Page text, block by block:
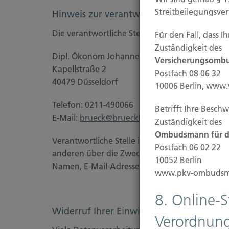
Hinweis zur verantwortlichen Stelle
Die verantwortliche Stelle für die
Dipl. Ökonom Johannes Brück
Kapellstraße 2
40479 Düsseldorf
Telefon: 0211-490066
E-Mail: brueck@brueckkg.de
Verantwortliche Stelle ist die natürliche oder
anderen über die Zwecke und Mittel der
Namen, E-Mail-Adressen o. Ä.) entscheidet.
Widerruf Ihrer Einwilligung zur
Für den Fall, dass
Zuständigkeit des
Postfach 08 06 32
10006 Berlin,
Betrifft Ihre
Zuständigkeit des
Ombudsmann für
Postfach 06 02 22
10052 Berlin
www.pkv-
8. Online-